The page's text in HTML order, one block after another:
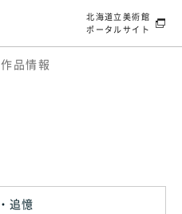
北海道立美術館
ポータルサイト
作品情報